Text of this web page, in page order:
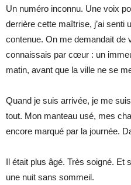
Un numéro inconnu. Une voix
derrière cette maîtrise, j’ai senti
contenue. On me demandait de
connaissais par cœur : un
matin, avant que la ville ne se
Quand je suis arrivée, je me
tout. Mon manteau usé, mes
encore marqué par la journée.
Il était plus âgé. Très soigné.
une nuit sans sommeil.